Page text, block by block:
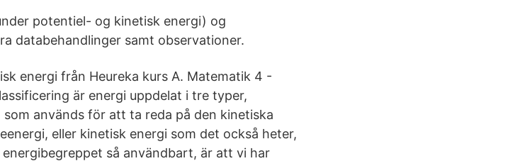
potentiel- og kinetisk energi) og
databehandlinger samt observationer.
energi från Heureka kurs A. Matematik 4 -
är energi uppdelat i tre typer,
används för att ta reda på den kinetiska
eller kinetisk energi som det också heter,
så användbart, är att vi har